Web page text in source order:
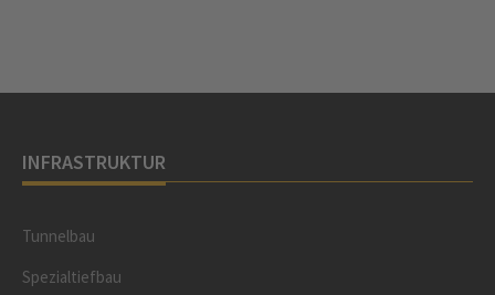
INFRASTRUKTUR
Tunnelbau
Spezialtiefbau